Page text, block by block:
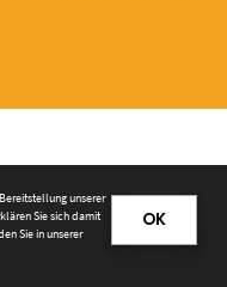
OK
unserer
Sie sich damit
Sie in unserer